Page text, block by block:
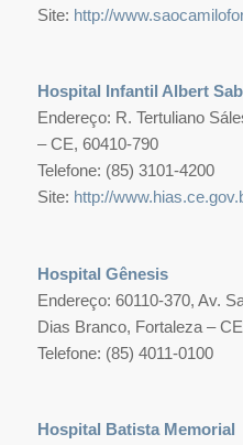
Site: http://
Hospital Infantil Albert
Endereço: R. Tertuliano
– CE, 60410-790
Telefone: (85) 3101-4200
Site: http://
Hospital Gênesis
Endereço: 60110-370, Av.
Dias Branco, Fortaleza –
Telefone: (85) 4011-0100
Hospital Batista